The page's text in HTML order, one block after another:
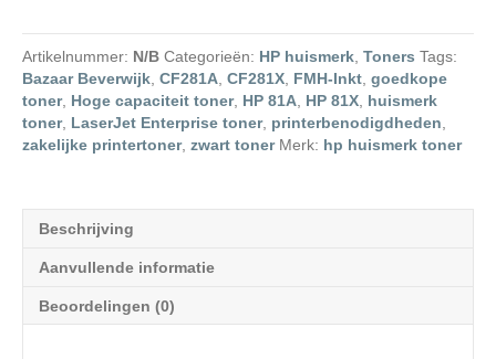
Artikelnummer: N/B Categorieën: HP huismerk, Toners Tags:
Bazaar Beverwijk, CF281A, CF281X, FMH-Inkt, goedkope
toner, Hoge capaciteit toner, HP 81A, HP 81X, huismerk
toner, LaserJet Enterprise toner, printerbenodigdheden,
zakelijke printertoner, zwart toner Merk: hp huismerk toner
Beschrijving
Aanvullende informatie
Beoordelingen (0)